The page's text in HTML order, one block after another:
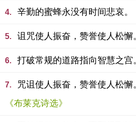
4. 辛勤的蜜蜂永没有时间悲哀。
5. 诅咒使人振奋，赞誉使人松懈
6. 打破常规的道路指向智慧之宫
7.
咒诅使人振奋，赞誉使人松懈
《布莱克诗选》